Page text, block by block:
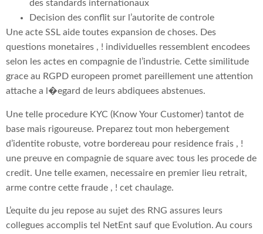
des standards internationaux
Decision des conflit sur l’autorite de controle
Une acte SSL aide toutes expansion de choses. Des
questions monetaires , ! individuelles ressemblent encodees
selon les actes en compagnie de l’industrie. Cette similitude
grace au RGPD europeen promet pareillement une attention
attache a l�egard de leurs abdiquees abstenues.
Une telle procedure KYC (Know Your Customer) tantot de
base mais rigoureuse. Preparez tout mon hebergement
d’identite robuste, votre bordereau pour residence frais , !
une preuve en compagnie de square avec tous les procede de
credit. Une telle examen, necessaire en premier lieu retrait,
arme contre cette fraude , ! cet chaulage.
L’equite du jeu repose au sujet des RNG assures leurs
collegues accomplis tel NetEnt sauf que Evolution. Au cours